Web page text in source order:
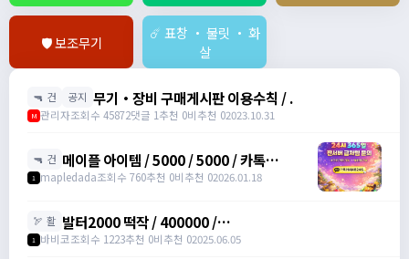
🛡️ 보조무기
☄️ 표창 ・ 불릿 ・ 화
살
🔫 건 공지 무기・장비 구매게시판 이용수칙 / .
M 관리자조회수 45872댓글 1추천 0비추천 02023.10.31
🔫 건 메이플 아이템 / 5000 / 5000 / 카톡
han8246
1 mapledada조회수 760추천 0비추천 02026.01.18
🏹 활 발터2000 떡작 / 400000 /
https://open.kakao.com/o/sRKFh9zh / 400000
1 바비코조회수 1223추천 0비추천 02025.06.05